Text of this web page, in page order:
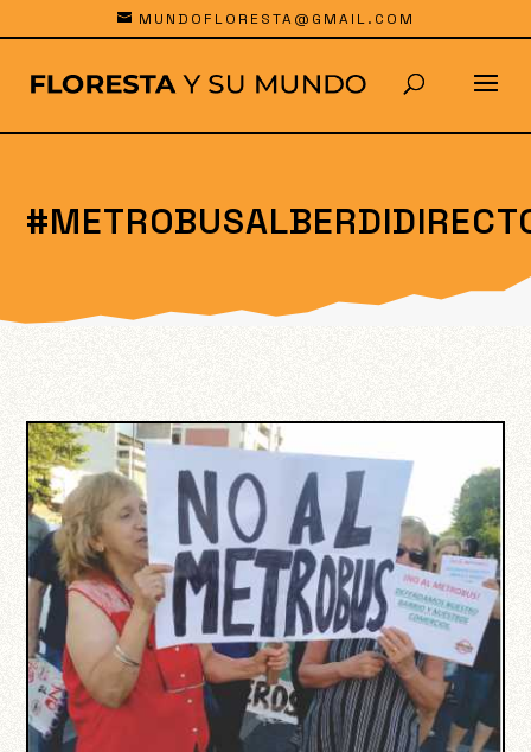
MUNDOFLORESTA@GMAIL.COM